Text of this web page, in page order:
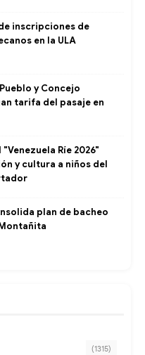
inscripciones de
en la ULA
y Concejo
tarifa del pasaje en
Ríe 2026"
y cultura a niños del
plan de bacheo
(1315)